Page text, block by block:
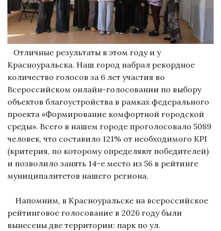
Отличные результаты в этом году и у
Красноуральска. Наш город набрал рекордное
количество голосов за 6 лет участия во
Всероссийском онлайн-голосовании по выбору
объектов благоустройства в рамках федерального
проекта «Формирование комфортной городской
среды». Всего в нашем городе проголосовало 5089
человек, что составило 121% от необходимого KPI
(критерия, по которому определяют победителей)
и позволило занять 14-е место из 56 в рейтинге
муниципалитетов нашего региона.
Напомним, в Красноуральске на всероссийское
рейтинговое голосование в 2026 году были
вынесены две территории: парк по ул.